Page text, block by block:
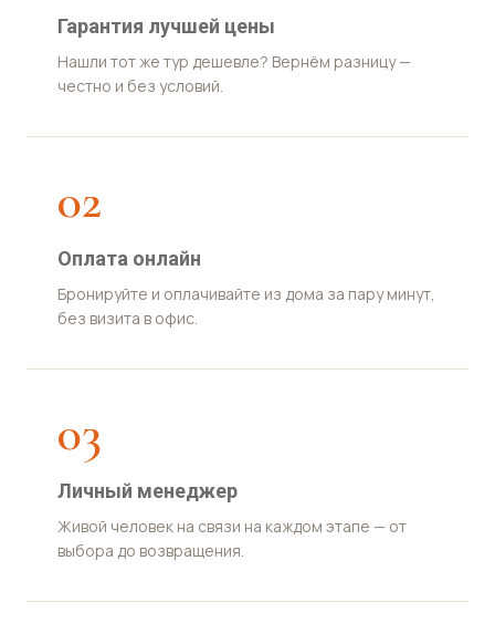
Гарантия лучшей цены
Нашли тот же тур дешевле? Вернём разницу —
честно и без условий.
02
Оплата онлайн
Бронируйте и оплачивайте из дома за пару минут,
без визита в офис.
03
Личный менеджер
Живой человек на связи на каждом этапе — от
выбора до возвращения.